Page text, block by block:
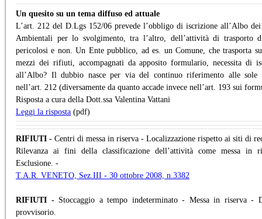
Un quesito su un tema diffuso ed attuale
L’art. 212 del D.Lgs 152/06 prevede l’obbligo di iscrizione all’Albo
Ambientali per lo svolgimento, tra l’altro, dell’attività di trasporto
pericolosi e non. Un Ente pubblico, ad es. un Comune, che trasporta
mezzi dei rifiuti, accompagnati da apposito formulario, necessita di
all’Albo? Il dubbio nasce per via del continuo riferimento alle sole
nell’art. 212 (diversamente da quanto accade invece nell’art. 193 sui
Risposta a cura della Dott.ssa Valentina Vattani
Leggi la risposta (pdf)
RIFIUTI - Centri di messa in riserva - Localizzazione rispetto ai siti di
Rilevanza ai fini della classificazione dell’attività come messa in
Esclusione. -
T.A.R. VENETO, Sez.III - 30 ottobre 2008, n.3382
RIFIUTI - Stoccaggio a tempo indeterminato - Messa in riserva -
provvisorio.